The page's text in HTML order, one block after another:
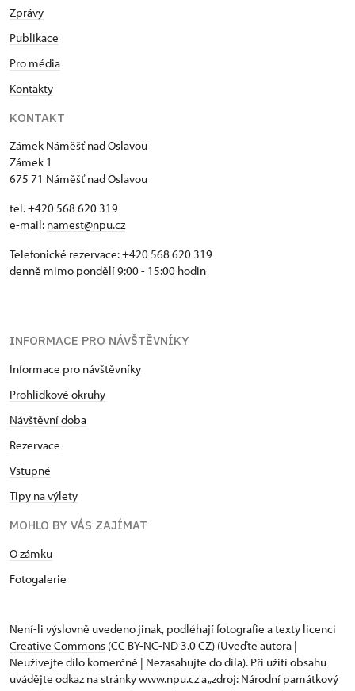
Zprávy
Publikace
Pro média
Kontakty
KONTAKT
Zámek Náměšť nad Oslavou
Zámek 1
675 71 Náměšť nad Oslavou
tel. +420 568 620 319
e-mail: namest@npu.cz
Telefonické rezervace: +420 568 620 319
denně mimo pondělí 9:00 - 15:00 hodin
INFORMACE PRO NÁVŠTĚVNÍKY
Informace pro návštěvníky
Prohlídkové okruhy
Návštěvní doba
Rezervace
Vstupné
Tipy na výlety
MOHLO BY VÁS ZAJÍMAT
O zámku
Fotogalerie
Není-li výslovně uvedeno jinak, podléhají fotografie a texty licenci
Creative Commons (CC BY-NC-ND 3.0 CZ) (Uveďte autora |
Neužívejte dílo komerčně | Nezasahujte do díla). Při užití obsahu
uvádějte odkaz na stránky www.npu.cz a „zdroj: Národní památkový